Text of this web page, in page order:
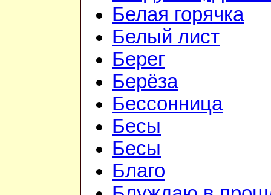
Белая горячка
Белый лист
Берег
Берёза
Бессонница
Бесы
Бесы
Благо